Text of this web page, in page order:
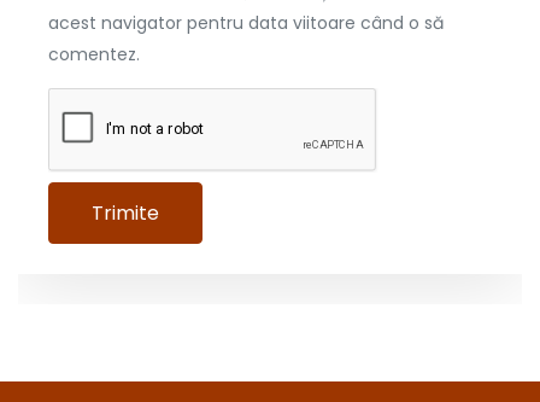
acest navigator pentru data viitoare când o să
comentez.